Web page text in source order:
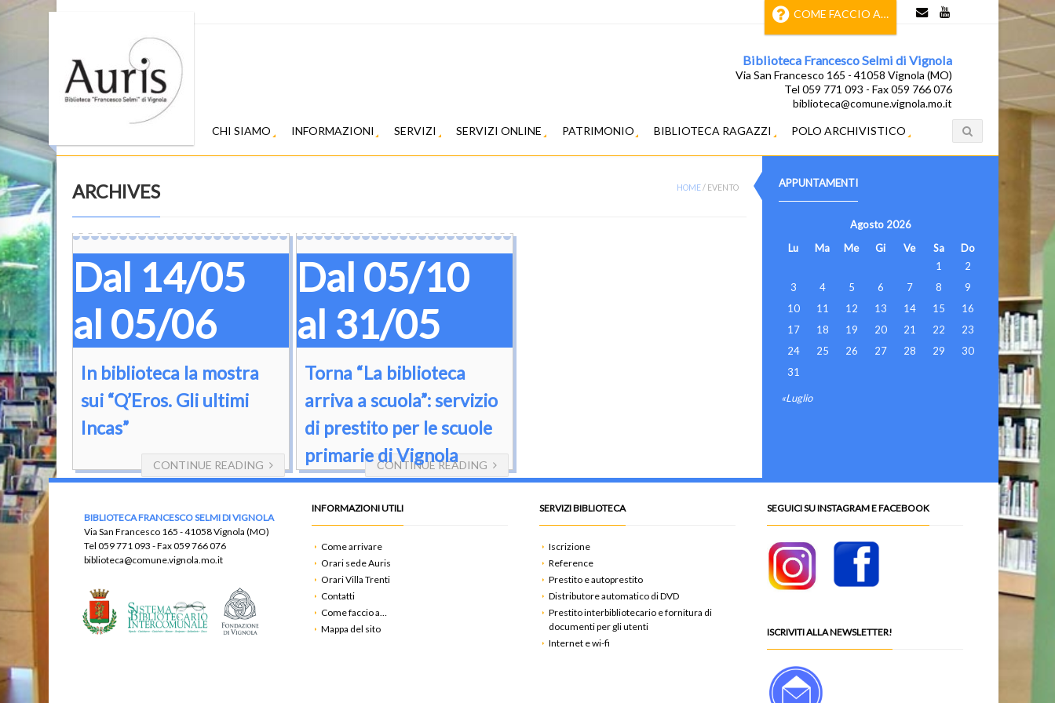
COME FACCIO A…
Biblioteca Francesco Selmi di Vignola
Via San Francesco 165 - 41058 Vignola (MO)
Tel 059 771 093 - Fax 059 766 076
biblioteca@comune.vignola.mo.it
CHI SIAMO INFORMAZIONI SERVIZI SERVIZI ONLINE PATRIMONIO BIBLIOTECA RAGAZZI POLO ARCHIVISTICO
APPUNTAMENTI
Agosto 2026
Lu
Ma Me Gi Ve Sa
Do
1
2
3
4 5 6 7 8
9
10
11 12 13 14 15
16
17
18 19 20 21 22
23
24
25 26 27 28 29
30
31
«Luglio
HOME/ EVENTO
ARCHIVES
Dal 14/05
al 05/06
In biblioteca la mostra
sui “Q’Eros. Gli ultimi
Incas”
CONTINUE READING
Dal 05/10
al 31/05
Torna “La biblioteca
arriva a scuola”: servizio
di prestito per le scuole
primarie di Vignola
CONTINUE READING
BIBLIOTECA FRANCESCO SELMI DI VIGNOLA
Via San Francesco 165 - 41058 Vignola (MO)
Tel 059 771 093 - Fax059 766 076
biblioteca@comune.vignola.mo.it
INFORMAZIONI UTILI
Come arrivare
Orari sede Auris
Orari Villa Trenti
Contatti
Come faccio a…
Mappa del sito
SERVIZI BIBLIOTECA
Iscrizione
Reference
Prestito e autoprestito
Distributore automatico di DVD
Prestito interbibliotecario e fornitura di
documenti per gli utenti
Internet e wi-fi
SEGUICI SU INSTAGRAM E FACEBOOK
ISCRIVITI ALLA NEWSLETTER!